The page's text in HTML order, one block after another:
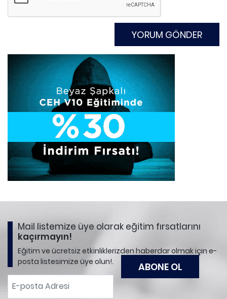
Mail listemize üye olarak eğitim fırsatlarını
kaçırmayın!
Eğitim ve ücretsiz etkinliklerizden haberdar olmak için e-
posta listesimize üye olun!.